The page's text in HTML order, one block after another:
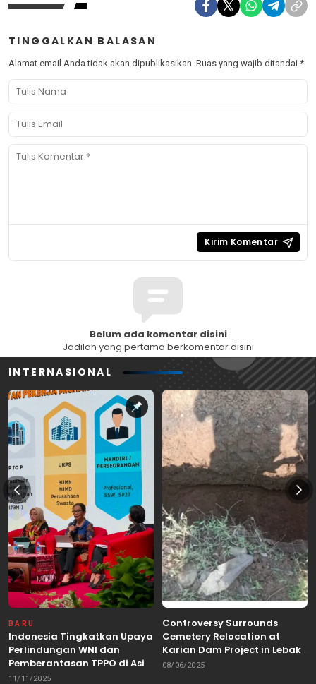
TINGGALKAN BALASAN
Alamat email Anda tidak akan dipublikasikan. Ruas yang wajib ditandai *
Belum ada komentar disini
Jadilah yang pertama berkomentar disini
INTERNASIONAL
BARU
Indonesia Tingkatkan Upaya
Perlindungan WNI dan
Pemberantasan TPPO di Asia
Tenggara
11/11/2025
Controversy Surrounds
Cemetery Relocation at
Karian Dam Project in Lebak,
Banten
08/06/2025